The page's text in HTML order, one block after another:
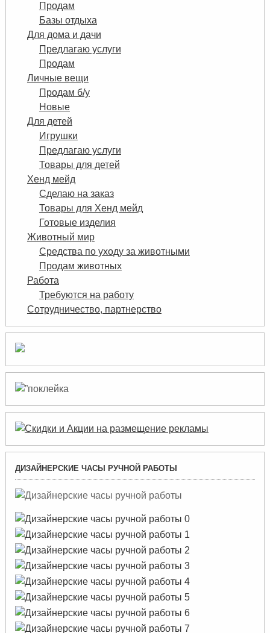
Продам
Базы отдыха
Для дома и дачи
Предлагаю услуги
Продам
Личные вещи
Продам б/у
Новые
Для детей
Игрушки
Предлагаю услуги
Товары для детей
Хенд мейд
Сделаю на заказ
Товары для Хенд мейд
Готовые изделия
Животный мир
Средства по уходу за животными
Продам животных
Работа
Требуются на работу
Сотрудничество, партнерство
ДИЗАЙНЕРСКИЕ ЧАСЫ РУЧНОЙ РАБОТЫ